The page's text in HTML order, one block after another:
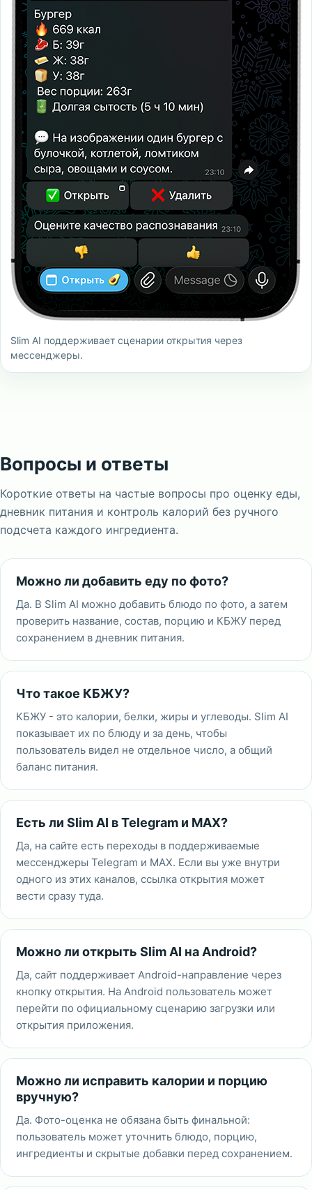
Slim AI поддерживает сценарии открытия через
мессенджеры.
Вопросы и ответы
Короткие ответы на частые вопросы про оценку еды,
дневник питания и контроль калорий без ручного
подсчета каждого ингредиента.
Можно ли добавить еду по фото?
Да. В Slim AI можно добавить блюдо по фото, а затем
проверить название, состав, порцию и КБЖУ перед
сохранением в дневник питания.
Что такое КБЖУ?
КБЖУ - это калории, белки, жиры и углеводы. Slim AI
показывает их по блюду и за день, чтобы
пользователь видел не отдельное число, а общий
баланс питания.
Есть ли Slim AI в Telegram и MAX?
Да, на сайте есть переходы в поддерживаемые
мессенджеры Telegram и MAX. Если вы уже внутри
одного из этих каналов, ссылка открытия может
вести сразу туда.
Можно ли открыть Slim AI на Android?
Да, сайт поддерживает Android-направление через
кнопку открытия. На Android пользователь может
перейти по официальному сценарию загрузки или
открытия приложения.
Можно ли исправить калории и порцию
вручную?
Да. Фото-оценка не обязана быть финальной:
пользователь может уточнить блюдо, порцию,
ингредиенты и скрытые добавки перед сохранением.